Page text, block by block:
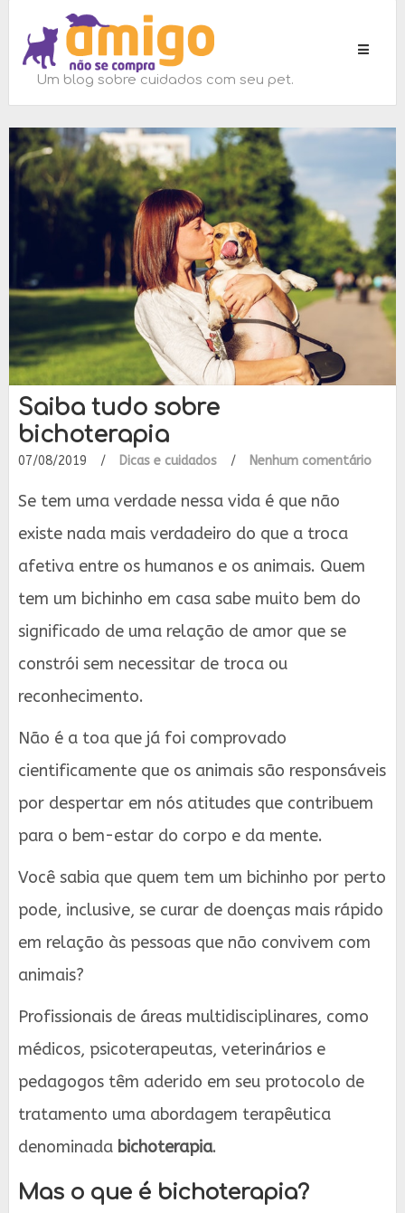
Toggle
Um blog sobre cuidados com seu pet.
Saiba tudo sobre
bichoterapia
07/08/2019 / Dicas e cuidados / Nenhum comentário
Se tem uma verdade nessa vida é que não
existe nada mais verdadeiro do que a troca
afetiva entre os humanos e os animais. Quem
tem um bichinho em casa sabe muito bem do
significado de uma relação de amor que se
constrói sem necessitar de troca ou
reconhecimento.
Não é a toa que já foi comprovado
cientificamente que os animais são responsáveis
por despertar em nós atitudes que contribuem
para o bem-estar do corpo e da mente.
Você sabia que quem tem um bichinho por perto
pode, inclusive, se curar de doenças mais rápido
em relação às pessoas que não convivem com
animais?
Profissionais de áreas multidisciplinares, como
médicos, psicoterapeutas, veterinários e
pedagogos têm aderido em seu protocolo de
tratamento uma abordagem terapêutica
denominada bichoterapia.
Mas o que é bichoterapia?